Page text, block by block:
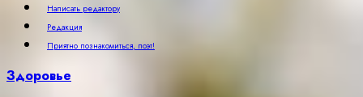
Написать редактору
Редакция
Приятно познакомиться, поэт!
Здоровье